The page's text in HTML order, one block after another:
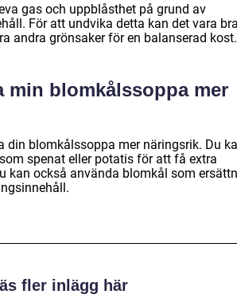
gas och uppblåsthet på grund av
För att undvika detta kan det vara
andra grönsaker för en balanserad kost.
min blomkålssoppa mer
din blomkålssoppa mer näringsrik. Du
spenat eller potatis för att få extra
kan också använda blomkål som
fler inlägg här